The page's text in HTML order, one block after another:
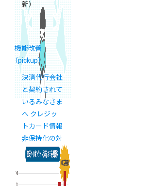
新）
機能改善
（pickup）
決済代行会社
と契約されて
いるみなさま
へ クレジッ
トカード情報
非保持化の対
応についての
おしらせ